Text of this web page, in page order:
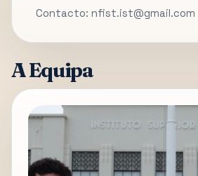
Contacto: nfist.ist@gmail.com
A Equipa